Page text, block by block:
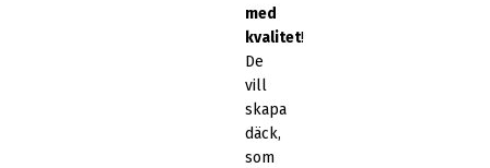
med
kvalitet!
De
vill
skapa
däck,
som